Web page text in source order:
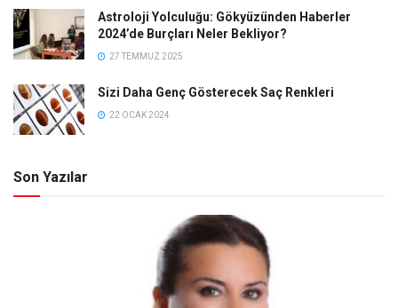
Astroloji Yolculuğu: Gökyüzünden Haberler
2024’de Burçları Neler Bekliyor?
27 TEMMUZ 2025
Sizi Daha Genç Gösterecek Saç Renkleri
22 OCAK 2024
Son Yazılar